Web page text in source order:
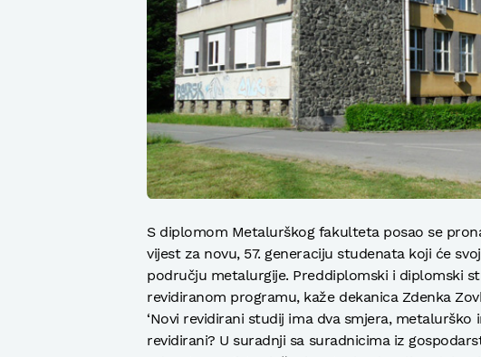
S diplomom Metalurškog fakulteta posao se
vijest za novu, 57. generaciju studenata koji će
području metalurgije. Preddiplomski i diplomski
revidiranom programu, kaže dekanica Zdenka
‘Novi revidirani studij ima dva smjera,
revidirani? U suradnji sa suradnicima iz